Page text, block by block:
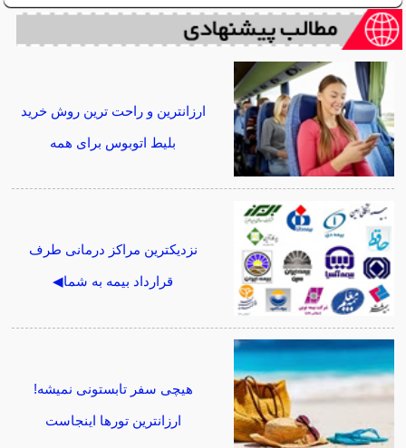
ارزانترین و راحت ترین روش خرید
بلیط اتوبوس برای همه
نزدیکترین مراکز درمانی طرف
قرارداد بیمه به شما◀
هیچی سفر تابستونی نمیشه!
ارزانترین تورها اینجاست